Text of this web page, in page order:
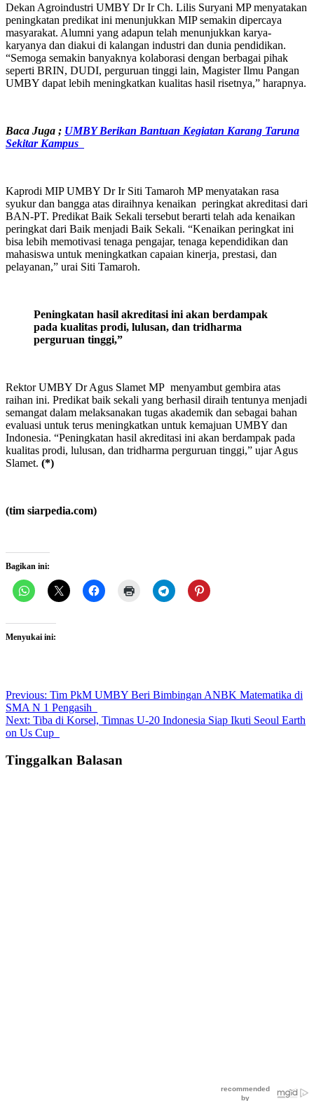
Dekan Agroindustri UMBY Dr Ir Ch. Lilis Suryani MP menyatakan
peningkatan predikat ini menunjukkan MIP semakin dipercaya
masyarakat. Alumni yang adapun telah menunjukkan karya-
karyanya dan diakui di kalangan industri dan dunia pendidikan.
“Semoga semakin banyaknya kolaborasi dengan berbagai pihak
seperti BRIN, DUDI, perguruan tinggi lain, Magister Ilmu Pangan
UMBY dapat lebih meningkatkan kualitas hasil risetnya,” harapnya.
Baca Juga ; UMBY Berikan Bantuan Kegiatan Karang Taruna
Sekitar Kampus
Kaprodi MIP UMBY Dr Ir Siti Tamaroh MP menyatakan rasa
syukur dan bangga atas diraihnya kenaikan peringkat akreditasi dari
BAN-PT. Predikat Baik Sekali tersebut berarti telah ada kenaikan
peringkat dari Baik menjadi Baik Sekali. “Kenaikan peringkat ini
bisa lebih memotivasi tenaga pengajar, tenaga kependidikan dan
mahasiswa untuk meningkatkan capaian kinerja, prestasi, dan
pelayanan,” urai Siti Tamaroh.
Peningkatan hasil akreditasi ini akan berdampak
pada kualitas prodi, lulusan, dan tridharma
perguruan tinggi,”
Rektor UMBY Dr Agus Slamet MP menyambut gembira atas
raihan ini. Predikat baik sekali yang berhasil diraih tentunya menjadi
semangat dalam melaksanakan tugas akademik dan sebagai bahan
evaluasi untuk terus meningkatkan untuk kemajuan UMBY dan
Indonesia. “Peningkatan hasil akreditasi ini akan berdampak pada
kualitas prodi, lulusan, dan tridharma perguruan tinggi,” ujar Agus
Slamet. (*)
(tim siarpedia.com)
Bagikan ini:
Menyukai ini:
Post
navigation
Previous: Tim PkM UMBY Beri Bimbingan ANBK Matematika di
SMA N 1 Pengasih
Next: Tiba di Korsel, Timnas U-20 Indonesia Siap Ikuti Seoul Earth
on Us Cup
Tinggalkan Balasan